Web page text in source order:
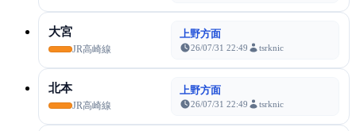
大宮
JR高崎線
上野方面
26/07/31 22:49 tsrknic
北本
JR高崎線
上野方面
26/07/31 22:49 tsrknic